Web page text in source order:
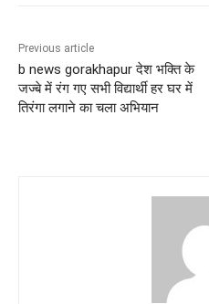
Previous article
b news gorakhapur देश भक्ति के
जज्बे में रंग गए सभी विद्यार्थी हर घर में
तिरंगा लगाने का चला अभियान